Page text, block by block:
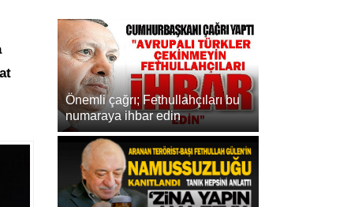
Önemli çağrı; Fethullahçıları bu
numaraya ihbar edin